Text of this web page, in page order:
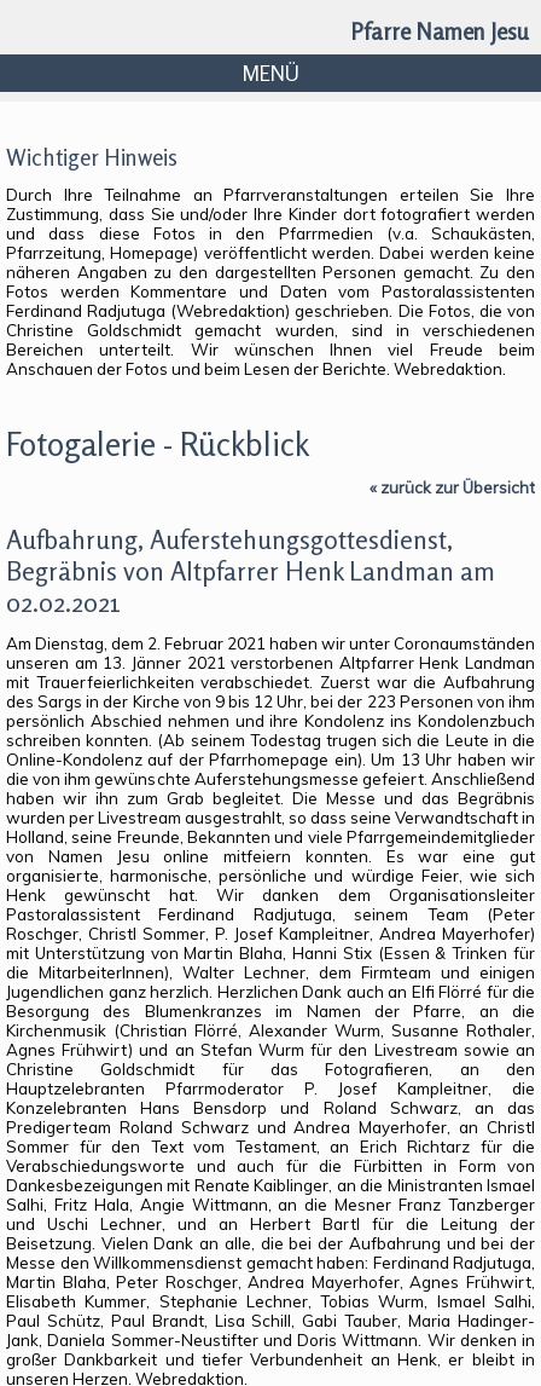
Pfarre Namen Jesu
MENÜ
Wichtiger Hinweis
Durch Ihre Teilnahme an Pfarrveranstaltungen erteilen Sie Ihre
Zustimmung, dass Sie und/oder Ihre Kinder dort fotografiert werden
und dass diese Fotos in den Pfarrmedien (v.a. Schaukästen,
Pfarrzeitung, Homepage) veröffentlicht werden. Dabei werden keine
näheren Angaben zu den dargestellten Personen gemacht. Zu den
Fotos werden Kommentare und Daten vom Pastoralassistenten
Ferdinand Radjutuga (Webredaktion) geschrieben. Die Fotos, die von
Christine Goldschmidt gemacht wurden, sind in verschiedenen
Bereichen unterteilt. Wir wünschen Ihnen viel Freude beim
Anschauen der Fotos und beim Lesen der Berichte. Webredaktion.
Fotogalerie - Rückblick
« zurück zur Übersicht
Aufbahrung, Auferstehungsgottesdienst,
Begräbnis von Altpfarrer Henk Landman am
02.02.2021
Am Dienstag, dem 2. Februar 2021 haben wir unter Coronaumständen
unseren am 13. Jänner 2021 verstorbenen Altpfarrer Henk Landman
mit Trauerfeierlichkeiten verabschiedet. Zuerst war die Aufbahrung
des Sargs in der Kirche von 9 bis 12 Uhr, bei der 223 Personen von ihm
persönlich Abschied nehmen und ihre Kondolenz ins Kondolenzbuch
schreiben konnten. (Ab seinem Todestag trugen sich die Leute in die
Online-Kondolenz auf der Pfarrhomepage ein). Um 13 Uhr haben wir
die von ihm gewünschte Auferstehungsmesse gefeiert. Anschließend
haben wir ihn zum Grab begleitet. Die Messe und das Begräbnis
wurden per Livestream ausgestrahlt, so dass seine Verwandtschaft in
Holland, seine Freunde, Bekannten und viele Pfarrgemeindemitglieder
von Namen Jesu online mitfeiern konnten. Es war eine gut
organisierte, harmonische, persönliche und würdige Feier, wie sich
Henk gewünscht hat. Wir danken dem Organisationsleiter
Pastoralassistent Ferdinand Radjutuga, seinem Team (Peter
Roschger, Christl Sommer, P. Josef Kampleitner, Andrea Mayerhofer)
mit Unterstützung von Martin Blaha, Hanni Stix (Essen & Trinken für
die MitarbeiterInnen), Walter Lechner, dem Firmteam und einigen
Jugendlichen ganz herzlich. Herzlichen Dank auch an Elfi Flörré für die
Besorgung des Blumenkranzes im Namen der Pfarre, an die
Kirchenmusik (Christian Flörré, Alexander Wurm, Susanne Rothaler,
Agnes Frühwirt) und an Stefan Wurm für den Livestream sowie an
Christine Goldschmidt für das Fotografieren, an den
Hauptzelebranten Pfarrmoderator P. Josef Kampleitner, die
Konzelebranten Hans Bensdorp und Roland Schwarz, an das
Predigerteam Roland Schwarz und Andrea Mayerhofer, an Christl
Sommer für den Text vom Testament, an Erich Richtarz für die
Verabschiedungsworte und auch für die Fürbitten in Form von
Dankesbezeigungen mit Renate Kaiblinger, an die Ministranten Ismael
Salhi, Fritz Hala, Angie Wittmann, an die Mesner Franz Tanzberger
und Uschi Lechner, und an Herbert Bartl für die Leitung der
Beisetzung. Vielen Dank an alle, die bei der Aufbahrung und bei der
Messe den Willkommensdienst gemacht haben: Ferdinand Radjutuga,
Martin Blaha, Peter Roschger, Andrea Mayerhofer, Agnes Frühwirt,
Elisabeth Kummer, Stephanie Lechner, Tobias Wurm, Ismael Salhi,
Paul Schütz, Paul Brandt, Lisa Schill, Gabi Tauber, Maria Hadinger-
Jank, Daniela Sommer-Neustifter und Doris Wittmann. Wir denken in
großer Dankbarkeit und tiefer Verbundenheit an Henk, er bleibt in
unseren Herzen. Webredaktion.